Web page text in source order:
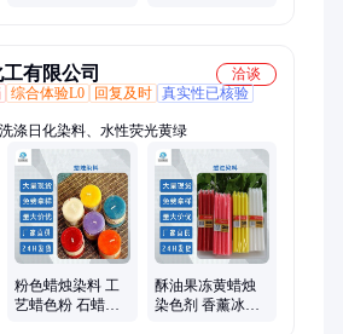
有限公司
洽谈
综合体验L0 回复及时 真实性已核验
涤日化染料、水性荧光黄绿
粉色蜡烛染料 工
艺蜡色粉 石蜡香
酥油果冻黄蜡烛
染色剂 香薰冰花